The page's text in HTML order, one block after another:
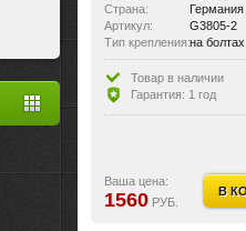
Страна:
Германия
Артикул:
G3805-2
Тип крепления:на болтах
Материал изделия:латунь
Товар в наличии
Гарантия: 1 год
Ваша цена:
1560 РУБ.
В